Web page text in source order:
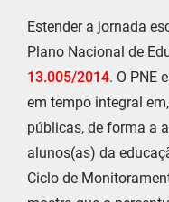
Estender a jornada
Plano Nacional de
13.005/2014. O PNE
em tempo integral
públicas, de forma a
alunos(as) da
Ciclo de